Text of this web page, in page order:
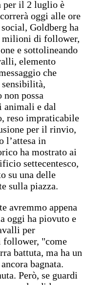
per il 2 luglio è
oggi alle ore
Goldberg ha
milioni di follower,
e sottolineando
elemento
che
sensibilità,
possa
animali e dal
reso impraticabile
per il rinvio,
l’attesa in
ha mostrato ai
settecentesco,
su una delle
sulla piazza.
avremmo appena
oggi ha piovuto e
per
follower, "come
battuta, ma ha un
bagnata.
Però, se guardi